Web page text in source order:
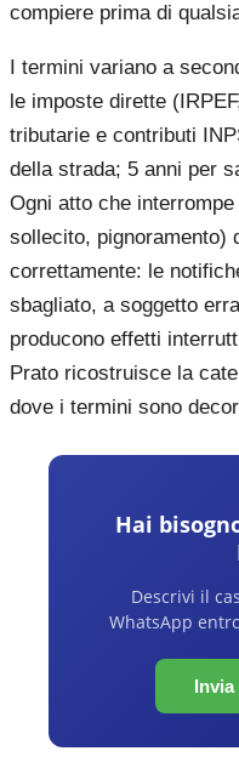
compiere prima di
I termini variano a
le imposte dirette
tributarie e contributi
della strada; 5 anni per
Ogni atto che
sollecito, pignoramento)
correttamente: le
sbagliato, a soggetto
producono effetti
Prato ricostruisce la
dove i termini sono
Hai
Descrivi il
WhatsApp